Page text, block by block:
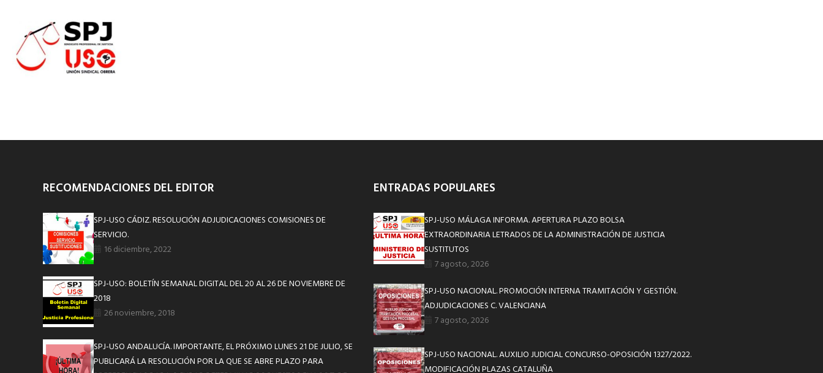
RECOMENDACIONES DEL EDITOR
SPJ-USO CÁDIZ. RESOLUCIÓN ADJUDICACIONES COMISIONES DE
SERVICIO.
16 diciembre, 2022
SPJ-USO: BOLETÍN SEMANAL DIGITAL DEL 20 AL 26 DE NOVIEMBRE DE
2018
26 noviembre, 2018
SPJ-USO ANDALUCÍA. IMPORTANTE, EL PRÓXIMO LUNES 21 DE JULIO, SE
PUBLICARÁ LA RESOLUCIÓN POR LA QUE SE ABRE PLAZO PARA
ENTRADAS POPULARES
SPJ-USO MÁLAGA INFORMA. APERTURA PLAZO BOLSA
EXTRAORDINARIA LETRADOS DE LA ADMINISTRACIÓN DE JUSTICIA
SUSTITUTOS
7 agosto, 2026
SPJ-USO NACIONAL. PROMOCIÓN INTERNA TRAMITACIÓN Y GESTIÓN.
ADJUDICACIONES C. VALENCIANA
7 agosto, 2026
SPJ-USO NACIONAL. AUXILIO JUDICIAL CONCURSO-OPOSICIÓN 1327/2022.
MODIFICACIÓN PLAZAS CATALUÑA